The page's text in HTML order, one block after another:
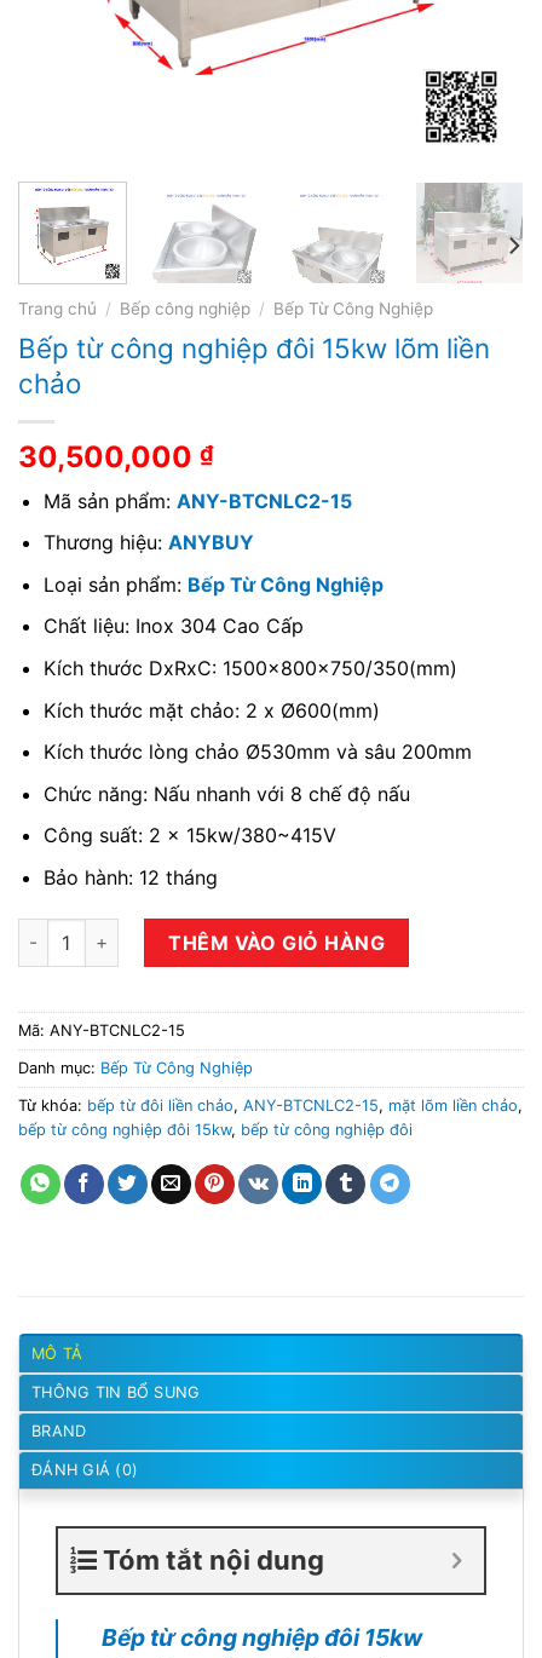
Trang chủ / Bếp công nghiệp / Bếp Từ Công Nghiệp
Bếp từ công nghiệp đôi 15kw lõm liền
chảo
30,500,000 ₫
Mã sản phẩm: ANY-BTCNLC2-15
Thương hiệu: ANYBUY
Loại sản phẩm: Bếp Từ Công Nghiệp
Chất liệu: Inox 304 Cao Cấp
Kích thước DxRxC: 1500x800x750/350(mm)
Kích thước mặt chảo: 2 x Ø600(mm)
Kích thước lòng chảo Ø530mm và sâu 200mm
Chức năng: Nấu nhanh với 8 chế độ nấu
Công suất: 2 x 15kw/380~415V
Bảo hành: 12 tháng
Bếp từ công nghiệp đôi 15kw lõm liền chảo số lượng
THÊM VÀO GIỎ HÀNG
Mã: ANY-BTCNLC2-15
Danh mục: Bếp Từ Công Nghiệp
Từ khóa: bếp từ đôi liền chảo, ANY-BTCNLC2-15, mặt lõm liền chảo,
bếp từ công nghiệp đôi 15kw, bếp từ công nghiệp đôi
MÔ TẢ
THÔNG TIN BỔ SUNG
BRAND
ĐÁNH GIÁ (0)
Tóm tắt nội dung
Bếp từ công nghiệp đôi15kw